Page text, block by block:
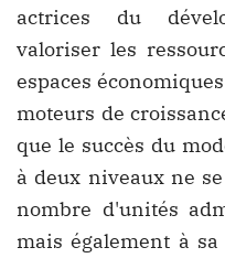
actrices du
valoriser les
espaces
moteurs de
que le succès du
à deux niveaux ne
nombre d'unités
mais également à